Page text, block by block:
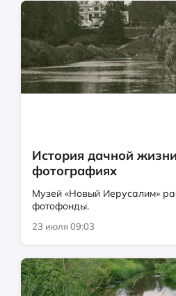
История дачной
фотографиях
Музей «Новый Иерусалим»
фотофонды.
23 июля 09:03